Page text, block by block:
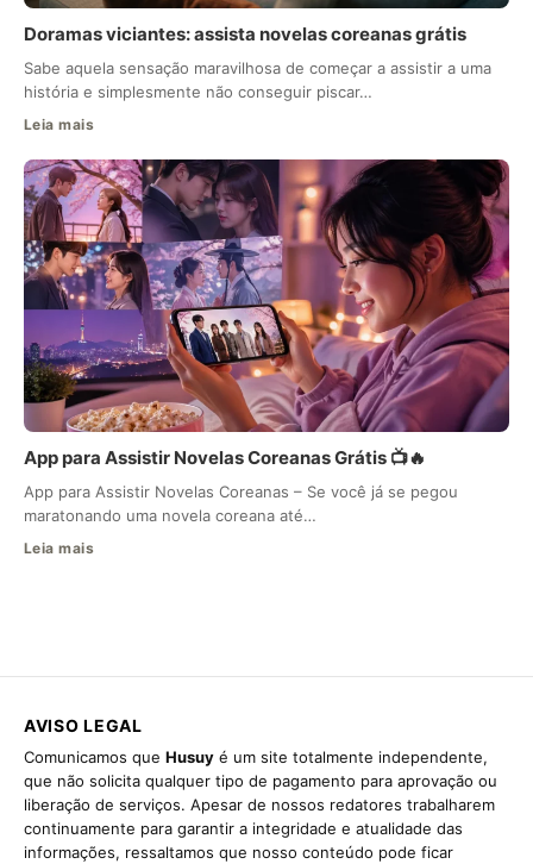
Doramas viciantes: assista novelas coreanas grátis
Sabe aquela sensação maravilhosa de começar a assistir a uma
história e simplesmente não conseguir piscar…
Leia mais
App para Assistir Novelas Coreanas Grátis 📺🔥
App para Assistir Novelas Coreanas – Se você já se pegou
maratonando uma novela coreana até…
Leia mais
AVISO LEGAL
Comunicamos que Husuy é um site totalmente independente,
que não solicita qualquer tipo de pagamento para aprovação ou
liberação de serviços. Apesar de nossos redatores trabalharem
continuamente para garantir a integridade e atualidade das
informações, ressaltamos que nosso conteúdo pode ficar